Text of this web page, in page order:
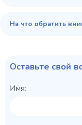
На что обратить
Оставьте свой
Имя: